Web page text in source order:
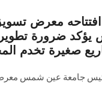
معرض
ضرورة تطوير
صغيرة تخدم
جامعة عين شمس معرض